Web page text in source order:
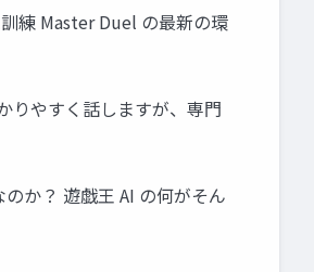
練 Master Duel の最新の環
りやすく話しますが、専門
か？ 遊戯王 AI の何がそん